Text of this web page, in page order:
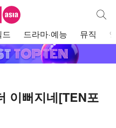
시아 통합
드라마·예능 뮤직
이뻐지네[TEN포